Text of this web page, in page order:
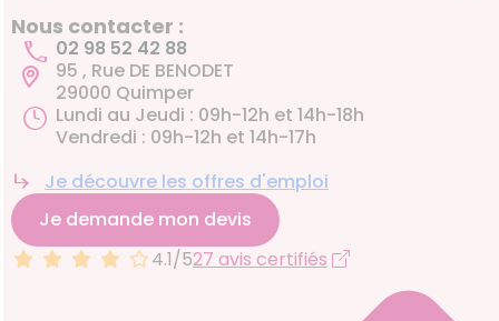
Nous contacter :
02 98 52 42 88
95 , Rue DE BENODET
29000 Quimper
Lundi au Jeudi : 09h-12h et 14h-18h
Vendredi : 09h-12h et 14h-17h
Je découvre les offres d'emploi
Je demande mon devis
4.1/527 avis certifiés